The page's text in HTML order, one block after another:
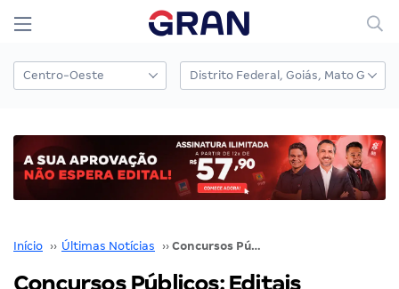
Início ›› Últimas Notícias ›› Concursos Públicos: Editais publicados; mais de 500 vagas
Concursos Públicos: Editais